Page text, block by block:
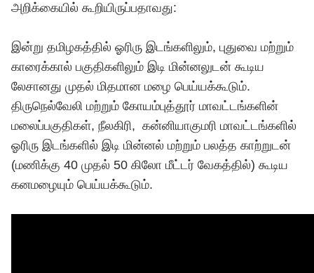
அறிக்கையில் கூறியிருப்பதாவது:
இன்று தமிழகத்தில் ஓரிரு இடங்களிலும், புதுவை மற்றும்
காரைக்கால் பகுதிகளிலும் இடி மின்னலுடன் கூடிய
லேசானது முதல் மிதமான மழை பெய்யக்கூடும்.
திருநெல்வேலி மற்றும் கோயம்புத்தூர் மாவட்டங்களின்
மலைப்பகுதிகள், நீலகிரி, கன்னியாகுமரி மாவட்டங்களில்
ஓரிரு இடங்களில் இடி மின்னல் மற்றும் பலத்த காற்றுடன்
(மணிக்கு 40 முதல் 50 கிலோ மீட்டர் வேகத்தில்) கூடிய
கனமழையும் பெய்யக்கூடும்.